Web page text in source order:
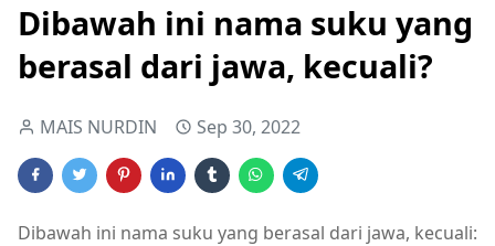
Dibawah ini nama suku yang
berasal dari jawa, kecuali?
MAIS NURDIN Sep 30, 2022
Dibawah ini nama suku yang berasal dari jawa, kecuali: